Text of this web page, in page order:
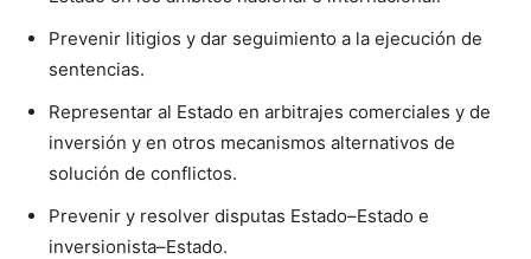
Prevenir litigios y dar seguimiento a la ejecución de
sentencias.
Representar al Estado en arbitrajes comerciales y de
inversión y en otros mecanismos alternativos de
solución de conflictos.
Prevenir y resolver disputas Estado–Estado e
inversionista–Estado.